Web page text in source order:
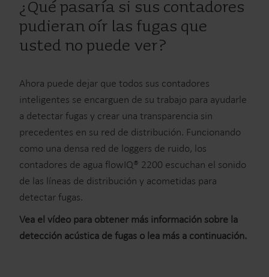
¿Qué pasaría si sus contadores
pudieran oír las fugas que
usted no puede ver?
Ahora puede dejar que todos sus contadores
inteligentes se encarguen de su trabajo para ayudarle
a detectar fugas y crear una transparencia sin
precedentes en su red de distribución. Funcionando
como una densa red de loggers de ruido, los
contadores de agua flowIQ® 2200 escuchan el sonido
de las líneas de distribución y acometidas para
detectar fugas.
Vea el vídeo para obtener más información sobre la
detección acústica de fugas o lea más a continuación.